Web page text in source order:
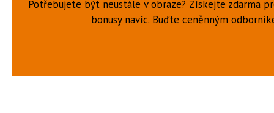
Potřebujete být neustále v obraze? Získejte zdarma
bonusy navíc. Buďte ceněnným